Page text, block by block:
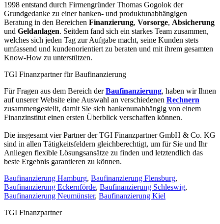
1998 entstand durch Firmengründer Thomas Gogolok der
Grundgedanke zu einer banken- und produktunabhängigen
Beratung in den Bereichen Finanzierung, Vorsorge, Absicherung
und Geldanlagen. Seitdem fand sich ein starkes Team zusammen,
welches sich jeden Tag zur Aufgabe macht, seine Kunden stets
umfassend und kundenorientiert zu beraten und mit ihrem gesamten
Know-How zu unterstützen.
TGI Finanzpartner für Baufinanzierung
Für Fragen aus dem Bereich derBaufinanzierung, haben wir Ihnen
auf unserer Website eine Auswahl an verschiedenen Rechnern
zusammengestellt, damit Sie sich bankenunabhängig von einem
Finanzinstitut einen ersten Überblick verschaffen können.
Die insgesamt vier Partner der TGI Finanzpartner GmbH & Co. KG
sind in allen Tätigkeitsfeldern gleichberechtigt, um für Sie und Ihr
Anliegen flexible Lösungsansätze zu finden und letztendlich das
beste Ergebnis garantieren zu können.
Baufinanzierung Hamburg, Baufinanzierung Flensburg,
Baufinanzierung Eckernförde, Baufinanzierung Schleswig,
Baufinanzierung Neumünster, Baufinanzierung Kiel
TGI Finanzpartner